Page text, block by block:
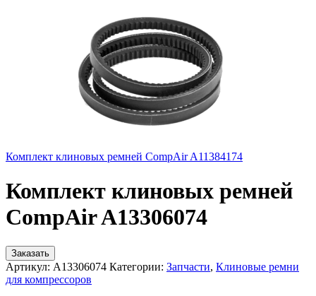
Комплект клиновых ремней CompAir A11384174
Комплект клиновых ремней
CompAir A13306074
Заказать
Артикул: A13306074 Категории: Запчасти, Клиновые ремни
для компрессоров